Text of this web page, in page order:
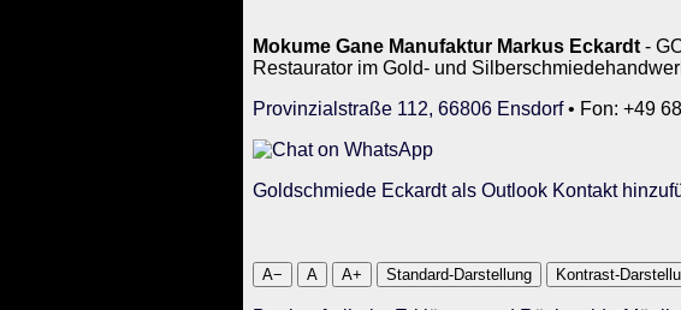
Mokume Gane Manufaktur Markus Eckardt -
Restaurator im Gold- und
Provinzialstraße 112, 66806 Ensdorf• Fon: +49
Goldschmiede Eckardt als Outlook Kontakt
A− A A+ Standard-Darstellung Kontrast-